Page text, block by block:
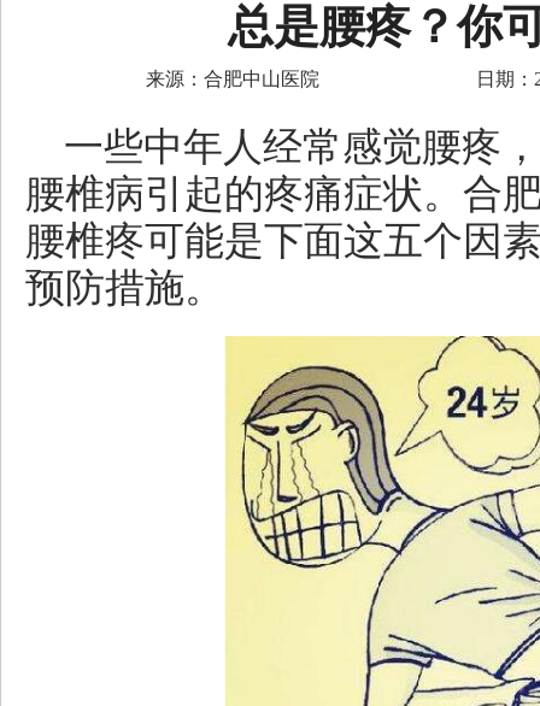
总是腰疼？你
来源：合肥中山医院 日期：
一些中年人经常感觉腰疼
腰椎病引起的疼痛症状。合
腰椎疼可能是下面这五个因
预防措施。